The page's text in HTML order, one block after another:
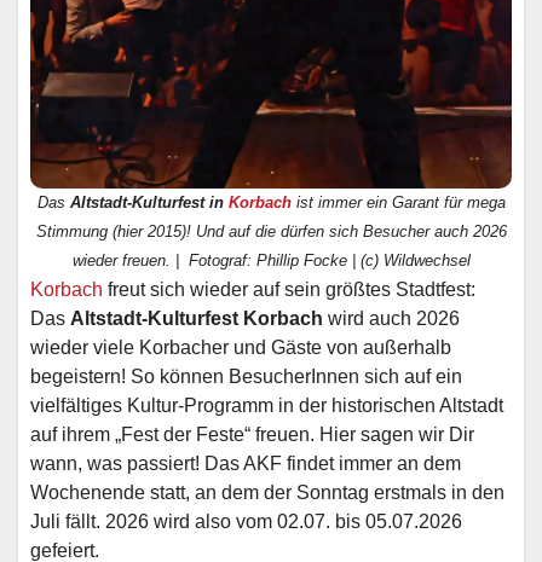
Das Altstadt-Kulturfest in Korbachist immer ein Garant für mega
Stimmung (hier 2015)! Und auf die dürfen sich Besucher auch 2026
wieder freuen. | Fotograf: Phillip Focke | (c) Wildwechsel
Korbach freut sich wieder auf sein größtes Stadtfest:
Das Altstadt-Kulturfest Korbach wird auch 2026
wieder viele Korbacher und Gäste von außerhalb
begeistern! So können BesucherInnen sich auf ein
vielfältiges Kultur-Programm in der historischen Altstadt
auf ihrem „Fest der Feste“ freuen. Hier sagen wir Dir
wann, was passiert! Das AKF findet immer an dem
Wochenende statt, an dem der Sonntag erstmals in den
Juli fällt. 2026 wird also vom 02.07. bis 05.07.2026
gefeiert.